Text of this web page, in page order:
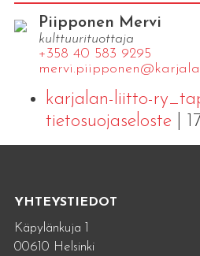
Piipponen Mervi
kulttuurituottaja
+358 40 583 9295
karjalan-liitto-
tietosuojaseloste|
YHTEYSTIEDOT
Käpylänkuja 1
00610 Helsinki